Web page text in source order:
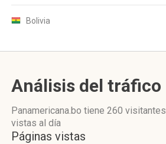
Bolivia
Análisis del tráfico
Panamericana.bo tiene 260 visitantes
vistas al día
Páginas vistas